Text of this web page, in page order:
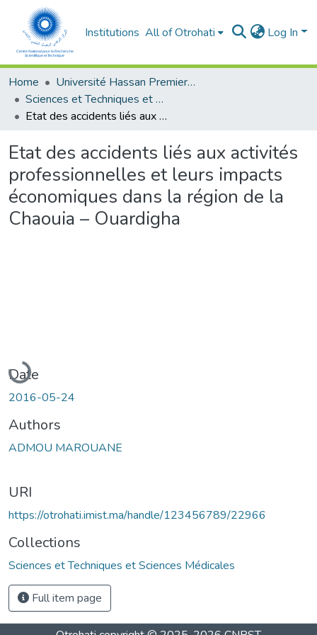
Institutions All of Otrohati Log In
Home
Université Hassan Premier- Settat
Sciences et Techniques et Sciences Médicales
Etat des accidents liés aux activités professionnelles et leurs impacts économiques dans la région de la Chaouia – Ouardigha
Etat des accidents liés aux activités
professionnelles et leurs impacts
économiques dans la région de la
Chaouia – Ouardigha
Loading...
Date
2016-05-24
Authors
ADMOU MAROUANE
URI
https://otrohati.imist.ma/handle/123456789/22966
Collections
Sciences et Techniques et Sciences Médicales
Full item page